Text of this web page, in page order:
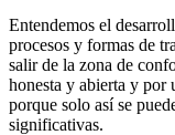
Entendemos el
procesos y formas de
salir de la zona de
honesta y abierta y por
porque solo así se
significativas.